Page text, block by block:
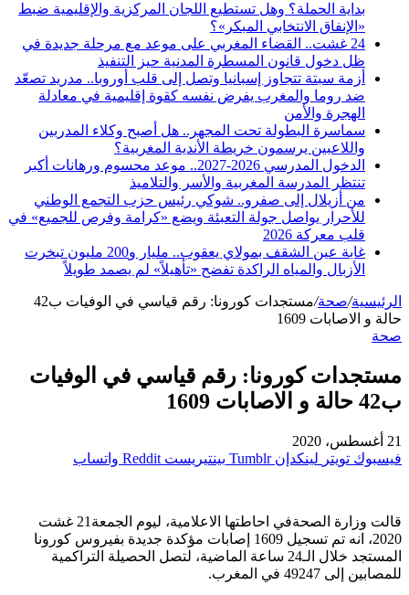
بداية الحملة؟ وهل تستطيع اللجان المركزية والإقليمية ضبط
«الإنفاق الانتخابي المبكر»؟
24 غشت.. القضاء المغربي على موعد مع مرحلة جديدة في
ظل دخول قانون المسطرة المدنية حيز التنفيذ
أزمة سبتة تتجاوز إسبانيا وتصل إلى قلب أوروبا.. مدريد تصعّد
ضد روما والمغرب يفرض نفسه كقوة إقليمية في معادلة
الهجرة والأمن
سماسرة البطولة تحت المجهر.. هل أصبح وكلاء المدربين
واللاعبين يرسمون خريطة الأندية المغربية؟
الدخول المدرسي 2026-2027.. موعد محسوم ورهانات أكبر
تنتظر المدرسة المغربية والأسر والتلاميذ
من أزيلال إلى صفرو.. شوكي رئيس حزب التجمع الوطني
للأحرار يواصل جولة التعبئة ويضع «كرامة وفرص للجميع» في
قلب معركة 2026
غابة عين الشقف بمولاي يعقوب.. مليار و200 مليون تبخرت
الأزبال والمياه الراكدة تفضح «تأهيلاً» لم يصمد طويلاً
الرئيسية/صحة/
مستجدات كورونا: رقم قياسي في الوفيات ب42
حالة و الاصابات 1609
صحة
مستجدات كورونا: رقم قياسي في الوفيات
ب42 حالة و الاصابات 1609
21 أغسطس، 2020
فيسبوك تويتر لينكدإن بينتيريست واتساب
قالت وزارة الصحةفي احاطتها الاعلامية، ليوم الجمعة21 غشت
2020، انه تم تسجيل 1609 إصابات مؤكدة جديدة بفيروس كورونا
المستجد خلال الـ24 ساعة الماضية، لتصل الحصيلة التراكمية
للمصابين إلى 49247 في المغرب.